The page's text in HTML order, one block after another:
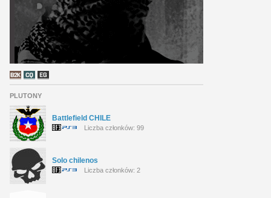
PLUTONY
Battlefield CHILE
Liczba członków: 99
Solo chilenos
Liczba członków: 2